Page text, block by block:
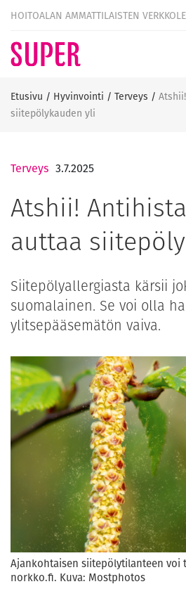
HOITOALAN AMMATTILAISTEN
Etusivu / Hyvinvointi / Terveys /
siitepölykauden yli
Terveys 3.7.2025
Atshii!
auttaa
Siitepölyallergiasta kärsii
suomalainen. Se voi olla
ylitsepääsemätön vaiva.
Ajankohtaisen siitepölytilanteen voi
norkko.fi. Kuva: Mostphotos